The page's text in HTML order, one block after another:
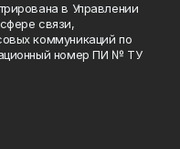
в Управлении
связи,
коммуникаций по
номер ПИ № ТУ